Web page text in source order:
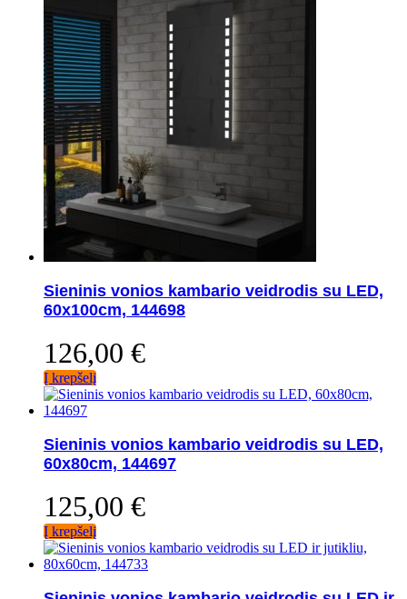
Sieninis vonios kambario veidrodis su LED,
60x100cm, 144698
126,00 €
Į krepšelį
Sieninis vonios kambario veidrodis su LED,
60x80cm, 144697
125,00 €
Į krepšelį